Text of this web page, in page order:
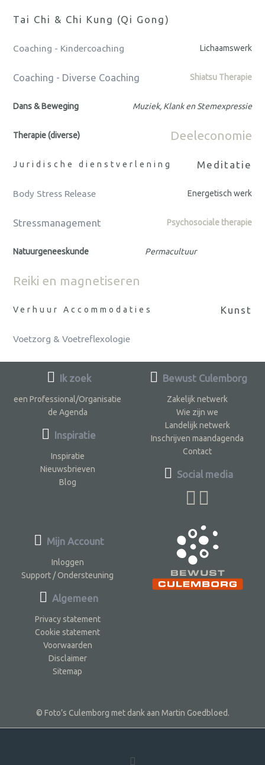
Tai Chi & Chi Kung (Qi Gong)
Coaching - Kindercoaching Lichaamswerk
Coaching - Diverse Coaching Shiatsu Therapie
Dans & Beweging Muziek, Klank en Stemexpressie
Therapie (diverse) Deeleconomie
Juridische dienstverlening Meditatie
Body Stress Release Energetisch werk
Stressmanagement Psychosociale therapie
Natuurgeneeskunde Permacultuur
Reiki en magnetiseren
Verhuur Accommodaties Kunst
Voetzorg & Voetreflexologie
Ik zoek
een Professional/Organisatie
de Agenda
Inspiratie
Inspiratie
Nieuwsbrieven
Blog
Bewust Culemborg
Zakelijk netwerk
Wie zijn we
Landelijk netwerk
Inschrijven maandagenda
Contact
Social media
Mijn Account
Inloggen
Support / Ondersteuning
Algemeen
Privacy statement
Cookie statement
Voorwaarden
Disclaimer
Sitemap
© Foto’s Culemborg met dank aan Martin Goedbloed.